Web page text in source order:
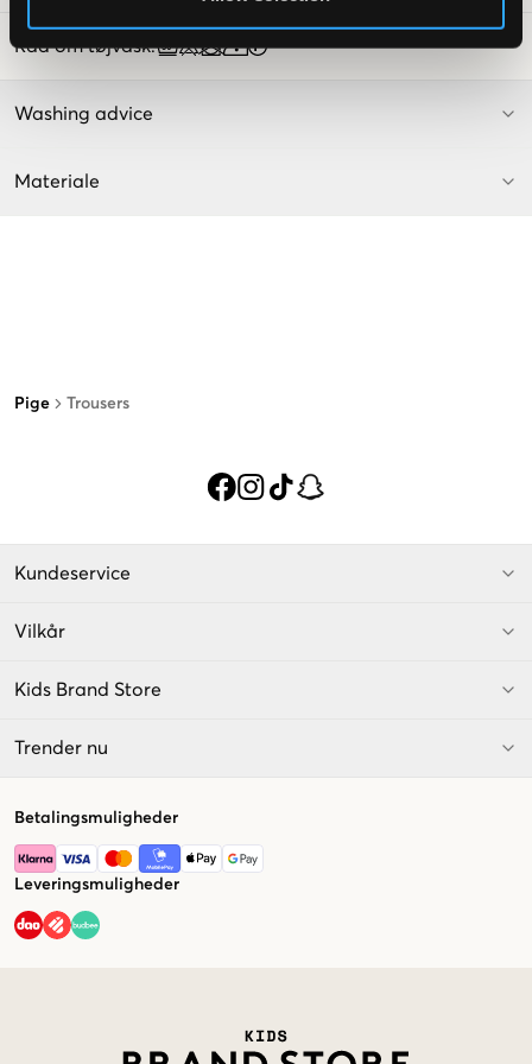
Pige Trousers
Råd om tøjvask:
Washing advice
Materiale
Kundeservice
Vilkår
Kids Brand Store
Trender nu
Betalingsmuligheder
Leveringsmuligheder